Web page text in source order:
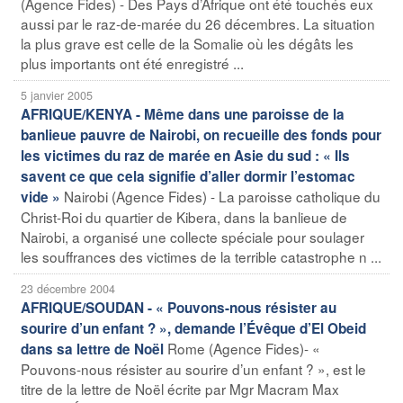
aussi par le raz-de-marée du 26 décembres. La situation
la plus grave est celle de la Somalie où les dégâts les
plus importants ont été enregistré ...
5 janvier 2005
AFRIQUE/KENYA - Même dans une paroisse de la
banlieue pauvre de Nairobi, on recueille des fonds pour
les victimes du raz de marée en Asie du sud : « Ils
savent ce que cela signifie d’aller dormir l’estomac
vide » Nairobi (Agence Fides) - La paroisse catholique du
Christ-Roi du quartier de Kibera, dans la banlieue de
Nairobi, a organisé une collecte spéciale pour soulager
les souffrances des victimes de la terrible catastrophe n ...
23 décembre 2004
AFRIQUE/SOUDAN - « Pouvons-nous résister au
sourire d’un enfant ? », demande l’Évêque d’El Obeid
dans sa lettre de Noël Rome (Agence Fides)- «
Pouvons-nous résister au sourire d’un enfant ? », est le
titre de la lettre de Noël écrite par Mgr Macram Max